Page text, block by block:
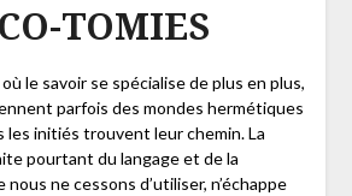
TOMIES
le savoir se spécialise de plus en plus,
parfois des mondes hermétiques
les initiés trouvent leur chemin. La
pourtant du langage et de la
ne cessons d’utiliser, n’échappe